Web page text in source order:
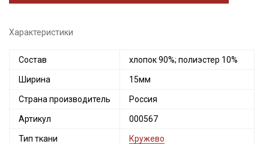
Характеристики
Состав хлопок 90%; полиэстер 10%
Ширина 15мм
Страна производитель Россия
Артикул 000567
Тип ткани Кружево